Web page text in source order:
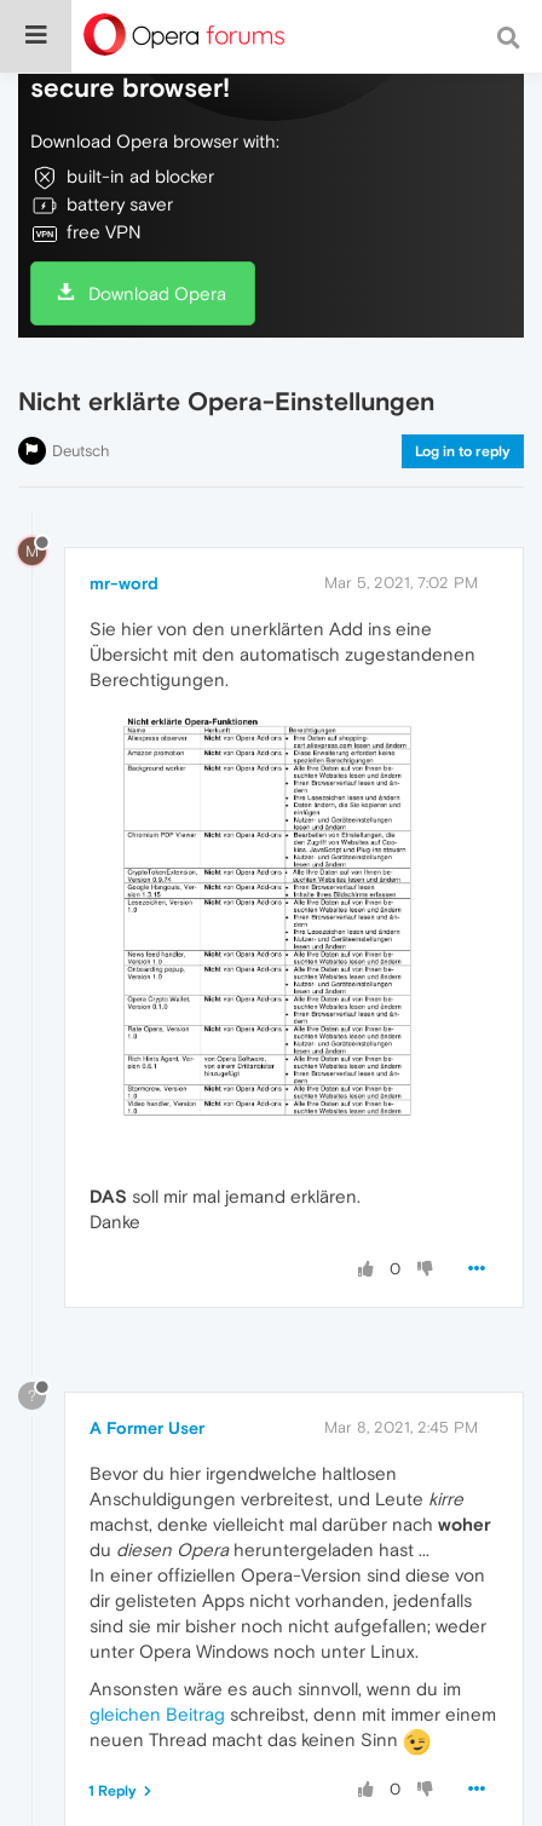
Do more on the web, with a fast and
secure browser!
Download Opera browser with:
built-in ad blocker
battery saver
free VPN
Download Opera
Nicht erklärte Opera-Einstellungen
Deutsch Log in to reply
M
mr-word Mar 5, 2021, 7:02 PM
Sie hier von den unerklärten Add ins eine
Übersicht mit den automatisch zugestandenen
Berechtigungen.
DAS soll mir mal jemand erklären.
Danke
0
?
A Former User Mar 8, 2021, 2:45 PM
Bevor du hier irgendwelche haltlosen
Anschuldigungen verbreitest, und Leute kirre
machst, denke vielleicht mal darüber nach woher
du diesen Operaheruntergeladen hast ...
In einer offiziellen Opera-Version sind diese von
dir gelisteten Apps nicht vorhanden, jedenfalls
sind sie mir bisher noch nicht aufgefallen; weder
unter Opera Windows noch unter Linux.
Ansonsten wäre es auch sinnvoll, wenn du im
gleichen Beitrag schreibst, denn mit immer einem
neuen Thread macht das keinen Sinn
0
1 Reply